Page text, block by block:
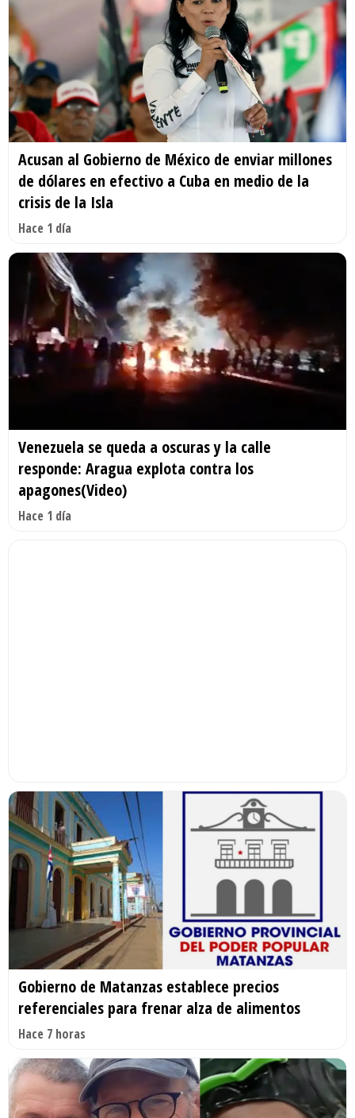
Acusan al Gobierno de México de enviar millones
de dólares en efectivo a Cuba en medio de la
crisis de la Isla
Hace 1 día
Venezuela se queda a oscuras y la calle
responde: Aragua explota contra los
apagones(Video)
Hace 1 día
Gobierno de Matanzas establece precios
referenciales para frenar alza de alimentos
Hace 7 horas